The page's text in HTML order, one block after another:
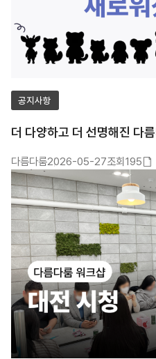
만들었습니다. 앞으로도 다
기업을 대상으로 건강한 조직문화와 원활한 소통을 위한
맞춤형 워크샵을 이어가겠습니다.
광주창조경제혁신센터/경남
한국탄소산업진흥원/광주정
충남창조경제혁신센터/서원
경북대학교 창업지원단/경기
울산경제일자리진흥원/인천
공지사항
더 다양하고 더 선명해진 다
다름다룸2026-05-27조회195첨
있음